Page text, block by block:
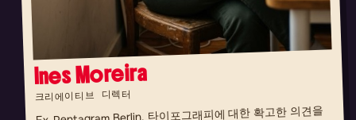
Ines Moreira
크리에이티브 디렉터
Ex-Pentagram Berlin. 타이포그래피에 대한 확고한 의견을